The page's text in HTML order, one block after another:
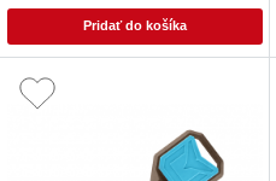
Pridať do košíka